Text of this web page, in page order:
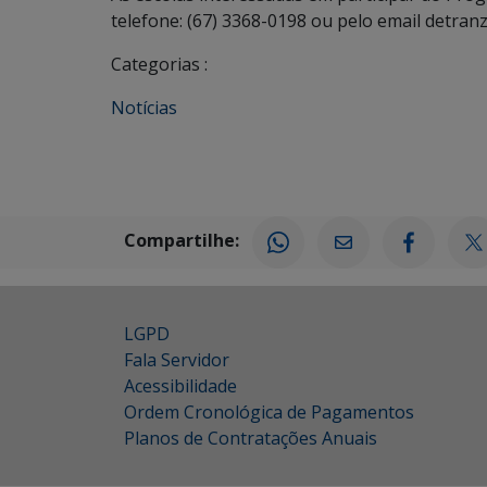
telefone: (67) 3368-0198 ou pelo email
Categorias :
Notícias
Compartilhe:
LGPD
Fala Servidor
Acessibilidade
Ordem Cronológica de Pagamentos
Planos de Contratações Anuais